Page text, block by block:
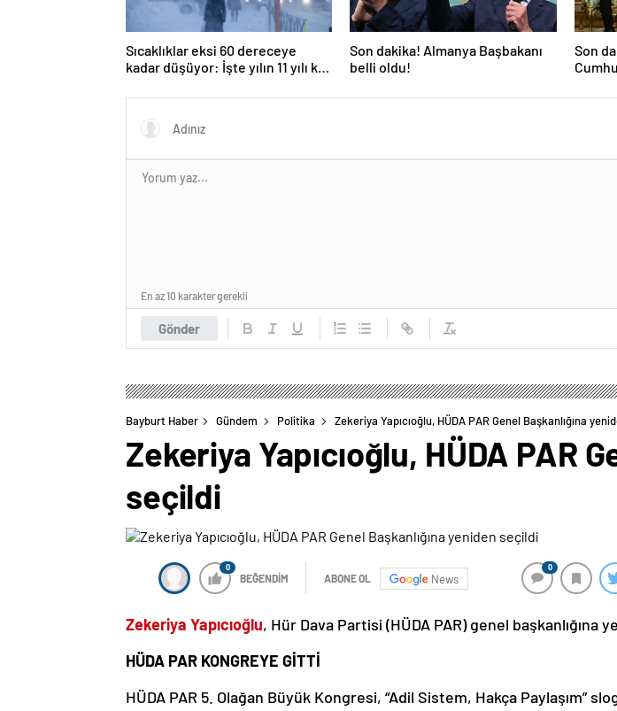
Sıcaklıklar eksi 60 dereceye
kadar düşüyor: İşte yılın 11 yılı kışı
Son dakika! Almanya Başbakanı
belli oldu!
Son
Gönder
En az 10 karakter gerekli
Bayburt Haber Gündem Politika Zekeriya Yapıcıoğlu, HÜDA PAR Genel Başkanlığına
Zekeriya Yapıcıoğlu, HÜDA PAR
seçildi
0
BEĞENDİM ABONE OL News
0
Zekeriya Yapıcıoğlu, Hür Dava Partisi (HÜDA PAR) genel başkanlığına
HÜDA PAR KONGREYE GİTTİ
HÜDA PAR 5. Olağan Büyük Kongresi, “Adil Sistem, Hakça Paylaşım”